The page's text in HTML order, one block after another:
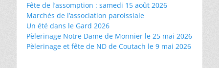
Fête de l’assomption : samedi 15 août 2026
Marchés de l’association paroissiale
Un été dans le Gard 2026
Pèlerinage Notre Dame de Monnier le 25 mai 2026
Pèlerinage et fête de ND de Coutach le 9 mai 2026